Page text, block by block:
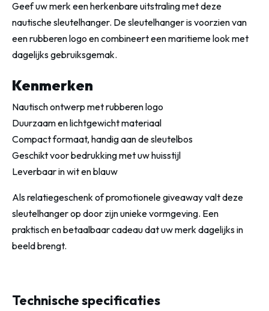
Geef uw merk een herkenbare uitstraling met deze
nautische sleutelhanger. De sleutelhanger is voorzien van
een rubberen logo en combineert een maritieme look met
dagelijks gebruiksgemak.
Kenmerken
Nautisch ontwerp met rubberen logo
Duurzaam en lichtgewicht materiaal
Compact formaat, handig aan de sleutelbos
Geschikt voor bedrukking met uw huisstijl
Leverbaar in wit en blauw
Als relatiegeschenk of promotionele giveaway valt deze
sleutelhanger op door zijn unieke vormgeving. Een
praktisch en betaalbaar cadeau dat uw merk dagelijks in
beeld brengt.
Technische specificaties